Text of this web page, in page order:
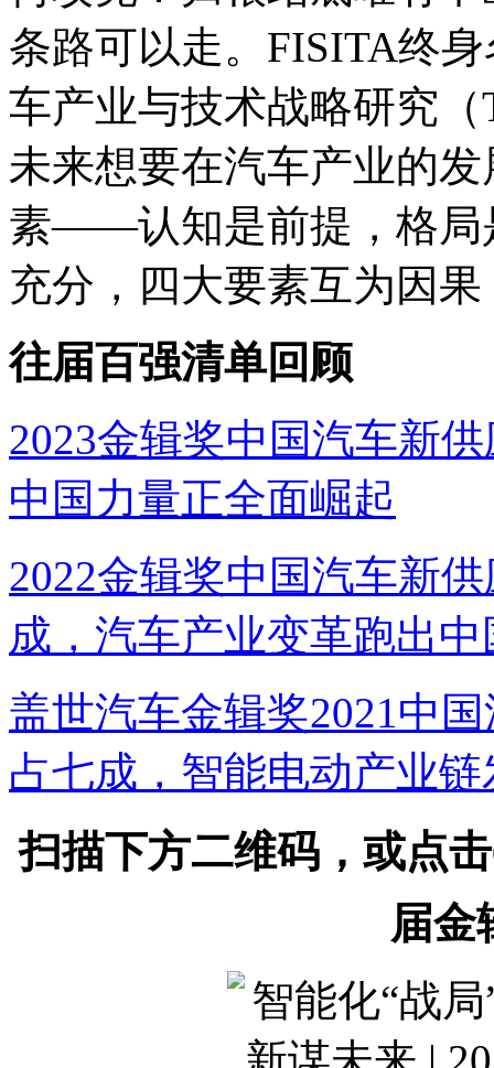
条路可以走。FISITA终
车产业与技术战略研究
未来想要在汽车产业的
素——认知是前提，格局
充分，四大要素互为因
往届百强清单回顾
2023金辑奖中国汽车新
中国力量正全面崛起
2022金辑奖中国汽车新
成，汽车产业变革跑出
盖世汽车金辑奖2021中
占七成，智能电动产业
扫描下方二维码，或点
届金